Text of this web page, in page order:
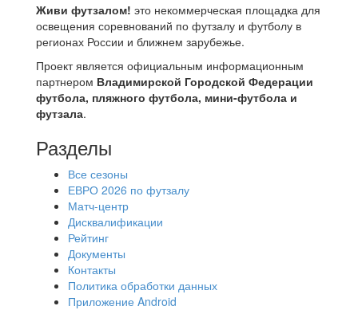
Живи футзалом! это некоммерческая площадка для
освещения соревнований по футзалу и футболу в
регионах России и ближнем зарубежье.
Проект является официальным информационным
партнером Владимирской Городской Федерации
футбола, пляжного футбола, мини-футбола и
футзала.
Разделы
Все сезоны
ЕВРО 2026 по футзалу
Матч-центр
Дисквалификации
Рейтинг
Документы
Контакты
Политика обработки данных
Приложение Android